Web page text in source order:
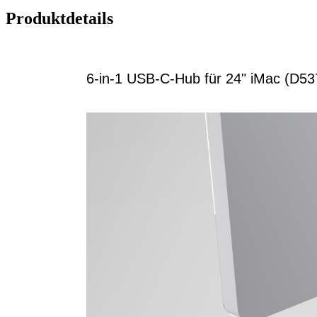
Produktdetails
6-in-1 USB-C-Hub für 24" iMac